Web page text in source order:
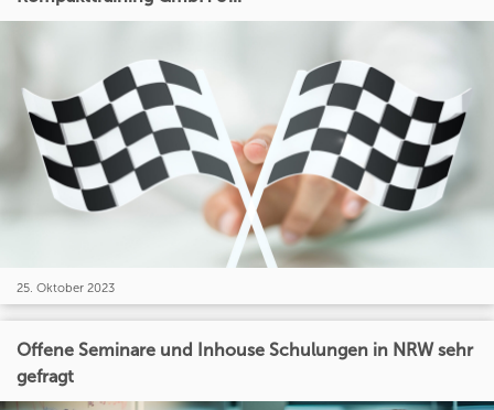
25. Oktober 2023
Offene Seminare und Inhouse Schulungen in NRW sehr
gefragt